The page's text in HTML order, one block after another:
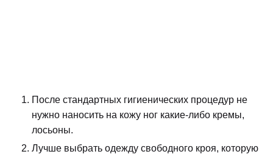
После стандартных гигиенических процедур не
нужно наносить на кожу ног какие-либо кремы,
лосьоны.
Лучше выбрать одежду свободного кроя, которую